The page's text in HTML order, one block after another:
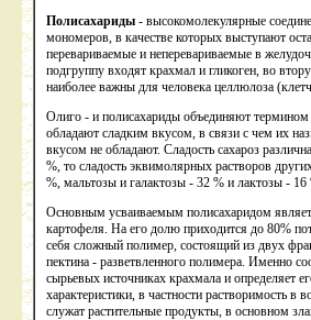
Полисахариды - высокомолекулярные
мономеров, в качестве которых выступают
перевариваемые и неперевариваемые в
подгруппу входят крахмал и гликоген, во
наиболее важны для человека целлюлоза
Олиго - и полисахариды объединяют
обладают сладким вкусом, в связи с чем их
вкусом не обладают. Сладость сахароз
%, то сладость эквимолярных растворов
%, мальтозы и галактозы - 32 % и лактозы - 16
Основным усваиваемым полисахаридом
картофеля. На его долю приходится до 80%
себя сложный полимер, состоящий из двух
пектина - разветвленного полимера. Именно
сырьевых источниках крахмала и определяет
характеристики, в частности растворимость в
служат растительные продукты, в основном